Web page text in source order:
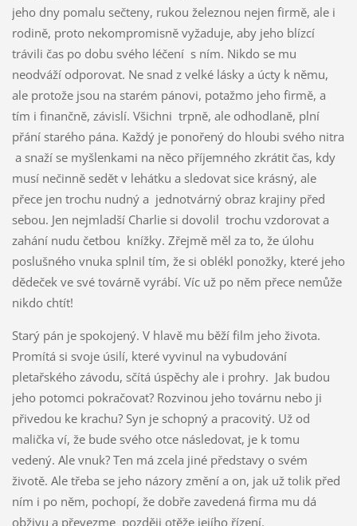
jeho dny pomalu sečteny, rukou železnou nejen firmě, ale i
rodině, proto nekompromisně vyžaduje, aby jeho blízcí
trávili čas po dobu svého léčení s ním. Nikdo se mu
neodváží odporovat. Ne snad z velké lásky a úcty k němu,
ale protože jsou na starém pánovi, potažmo jeho firmě, a
tím i finančně, závislí. Všichni trpně, ale odhodlaně, plní
přání starého pána. Každý je ponořený do hloubi svého nitra
a snaží se myšlenkami na něco příjemného zkrátit čas, kdy
musí nečinně sedět v lehátku a sledovat sice krásný, ale
přece jen trochu nudný a jednotvárný obraz krajiny před
sebou. Jen nejmladší Charlie si dovolil trochu vzdorovat a
zahání nudu četbou knížky. Zřejmě měl za to, že úlohu
poslušného vnuka splnil tím, že si oblékl ponožky, které jeho
dědeček ve své továrně vyrábí. Víc už po něm přece nemůže
nikdo chtít!
Starý pán je spokojený. V hlavě mu běží film jeho života.
Promítá si svoje úsilí, které vyvinul na vybudování
pletařského závodu, sčítá úspěchy ale i prohry. Jak budou
jeho potomci pokračovat? Rozvinou jeho továrnu nebo ji
přivedou ke krachu? Syn je schopný a pracovitý. Už od
malička ví, že bude svého otce následovat, je k tomu
vedený. Ale vnuk? Ten má zcela jiné představy o svém
životě. Ale třeba se jeho názory změní a on, jak už tolik před
ním i po něm, pochopí, že dobře zavedená firma mu dá
obživu a převezme později otěže jejího řízení.